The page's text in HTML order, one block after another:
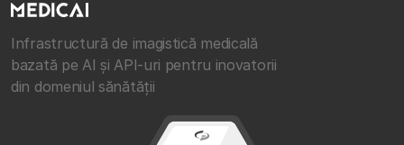
Infrastructură de imagistică medicală
bazată pe AI și API-uri pentru inovatorii
din domeniul sănătății